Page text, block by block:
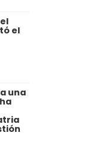
el
una